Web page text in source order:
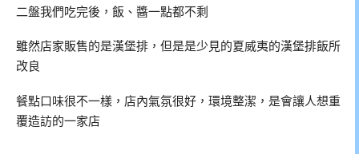
二盤我們吃完後，飯、醬一點都不剩
雖然店家販售的是漢堡排，但是是少見的夏威夷的漢堡排飯所
改良
餐點口味很不一樣，店內氣氛很好，環境整潔，是會讓人想重
覆造訪的一家店